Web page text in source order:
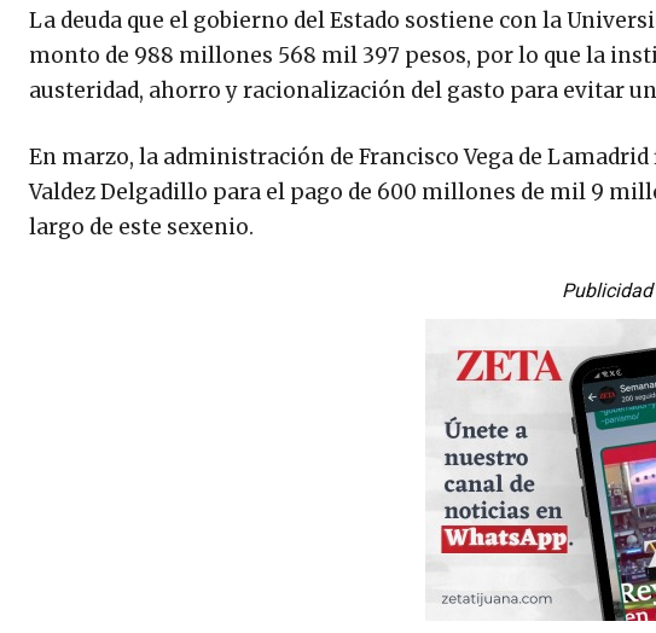
La deuda que el gobierno del Estado sostiene con la
monto de 988 millones 568 mil 397 pesos, por lo que la
austeridad, ahorro y racionalización del gasto para evitar
En marzo, la administración de Francisco Vega de
Valdez Delgadillo para el pago de 600 millones de mil 9
largo de este sexenio.
Publicidad